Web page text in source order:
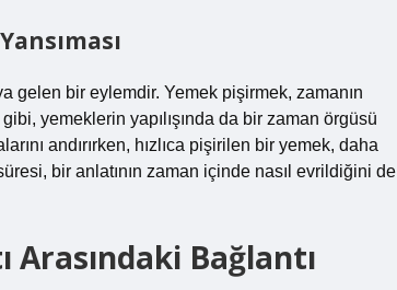
gelen bir eylemdir. Yemek pişirmek, zamanın
yemeklerin yapılışında da bir zaman örgüsü
andırırken, hızlıca pişirilen bir yemek, daha
bir anlatının zaman içinde nasıl evrildiğini de
Arasındaki Bağlantı